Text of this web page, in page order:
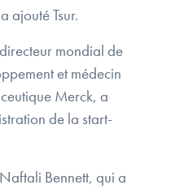
ajouté Tsur.
mondial de
et médecin
Merck, a
de la start-
Bennett, qui a